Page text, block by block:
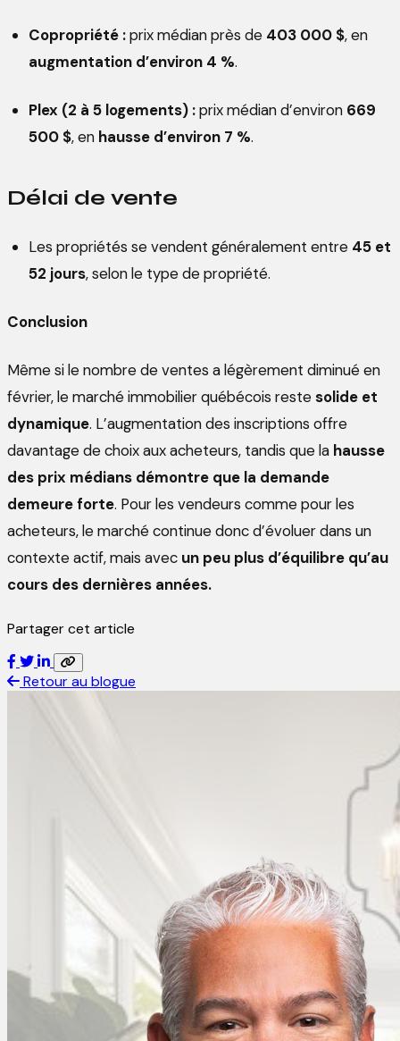
Copropriété :prix médian près de 403 000 $, en
augmentation d’environ 4 %.
Plex (2 à 5 logements) :prix médian d’environ 669
500 $, en hausse d’environ 7 %.
Délai de vente
Les propriétés se vendent généralement entre 45 et
52 jours, selon le type de propriété.
Conclusion
Même si le nombre de ventes a légèrement diminué en
février, le marché immobilier québécois restesolide et
dynamique. L’augmentation des inscriptions offre
davantage de choix aux acheteurs, tandis que la hausse
des prix médians démontre que la demande
demeure forte. Pour les vendeurs comme pour les
acheteurs, le marché continue donc d’évoluer dans un
contexte actif, mais avec un peu plus d’équilibre qu’au
cours des dernières années.
Partager cet article
Retour au blogue